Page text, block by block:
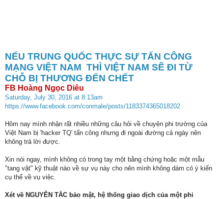
NẾU TRUNG QUỐC THỰC SỰ TẤN CÔNG
MẠNG VIỆT NAM THÌ VIỆT NAM SẼ ĐI TỪ
CHỖ BỊ THƯƠNG ĐẾN CHẾT
FB Hoàng Ngọc Diêu
Saturday, July 30, 2016 at 8:13am
https://www.facebook.com/conmale/posts/1183374365018202
Hôm nay mình nhận rất nhiều những câu hỏi về chuyện phi trường của
Việt Nam bị 'hacker TQ' tấn công nhưng đi ngoài đường cả ngày nên
không trả lời được.
Xin nói ngay, mình không có trong tay một bằng chứng hoặc một mẫu
"tang vật" kỹ thuật nào về sự vụ này cho nên mình không dám có ý kiến
cụ thể về vụ việc.
Xét về NGUYÊN TẮC bảo mật, hệ thống giao dịch của một phi